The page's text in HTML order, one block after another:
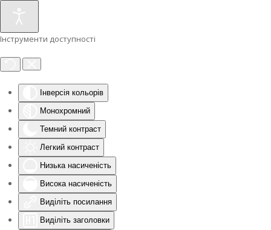
Інструменти доступності
Інверсія кольорів
Монохромний
Темний контраст
Легкий контраст
Низька насиченість
Висока насиченість
Виділіть посилання
Виділіть заголовки